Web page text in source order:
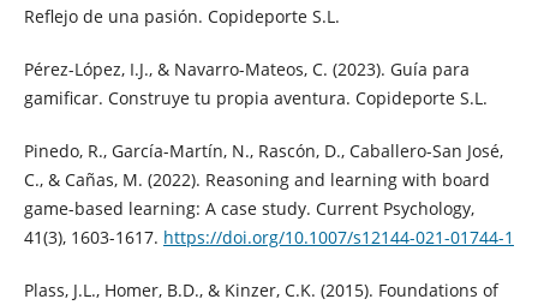
Reflejo de una pasión. Copideporte S.L.
Pérez-López, I.J., & Navarro-Mateos, C. (2023). Guía para
gamificar. Construye tu propia aventura. Copideporte S.L.
Pinedo, R., García-Martín, N., Rascón, D., Caballero-San José,
C., & Cañas, M. (2022). Reasoning and learning with board
game-based learning: A case study. Current Psychology,
41(3), 1603-1617. https://doi.org/10.1007/s12144-021-01744-1
Plass, J.L., Homer, B.D., & Kinzer, C.K. (2015). Foundations of